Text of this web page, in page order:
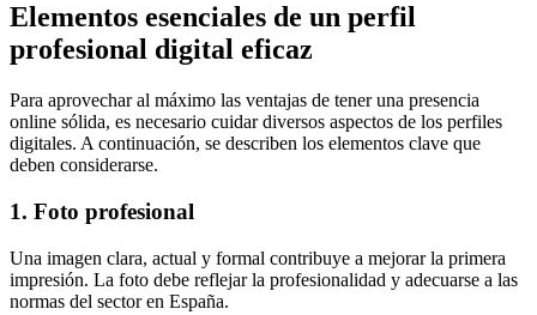
Elementos esenciales de un perfil
profesional digital eficaz
Para aprovechar al máximo las ventajas de tener una presencia
online sólida, es necesario cuidar diversos aspectos de los perfiles
digitales. A continuación, se describen los elementos clave que
deben considerarse.
1. Foto profesional
Una imagen clara, actual y formal contribuye a mejorar la primera
impresión. La foto debe reflejar la profesionalidad y adecuarse a las
normas del sector en España.